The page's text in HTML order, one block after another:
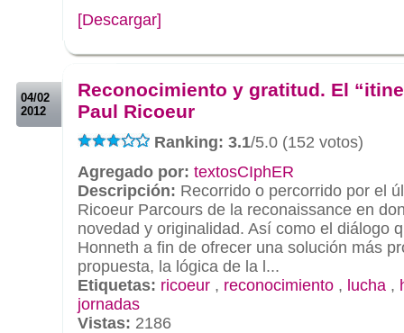
[Descargar]
04/02
2012
Reconocimiento y gratitud. El
Paul Ricoeur
Ranking: 3.1/5.0 (152 votos)
Agregado por: textosCIphER
Descripción: Recorrido o percorrido por el
Ricoeur Parcours de la reconaissance en
novedad y originalidad. Así como el diálogo
Honneth a fin de ofrecer una solución más
propuesta, la lógica de la l...
Etiquetas: ricoeur , reconocimiento , lucha ,
jornadas
Vistas: 2186